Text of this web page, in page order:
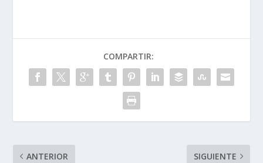
COMPARTIR:
ANTERIOR SIGUIENTE